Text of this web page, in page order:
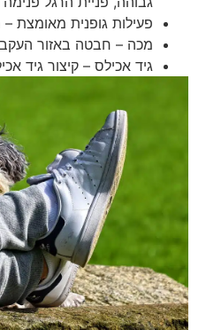
פעילות גופנית מאומצת
מכה – חבטה באזור
גיד אכילס – קיצור גיד